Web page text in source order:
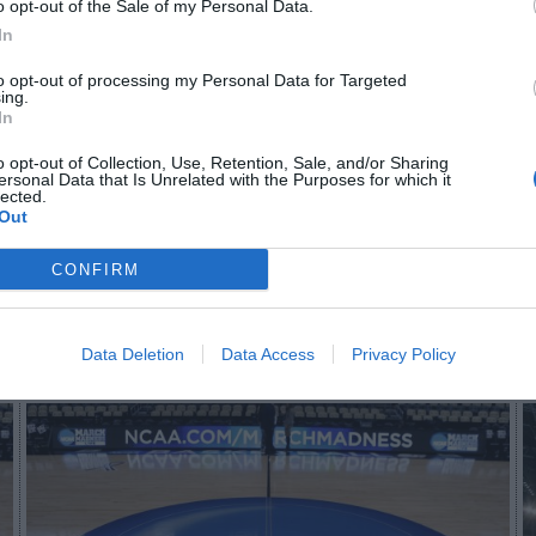
opt-out of the Sale of my Personal Data.
opt-out of processing my Personal Data for Targeted
opt-out of Collection, Use, Retention, Sale, and/or Sharing
Data that Is Unrelated with the Purposes for which it
CONFIRM
Data Deletion Data Access Privacy Policy
no formas parte de 2Playbook
¡Suscríbete! Inicia sesión